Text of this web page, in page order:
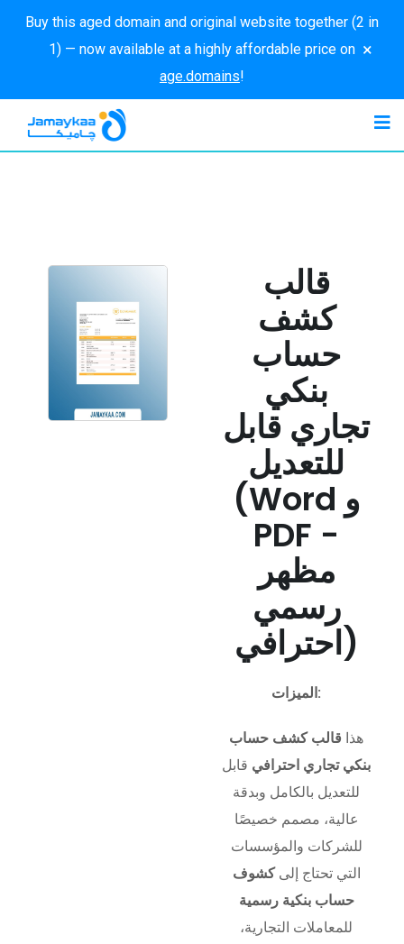
Buy this aged domain and original website together (2 in
1) — now available at a highly affordable price on
age.domains!
×
قالب
كشف
حساب
بنكي
تجاري قابل
للتعديل
(Word و
PDF -
مظهر
رسمي
احترافي)
الميزات:
هذا قالب كشف حساب
بنكي تجاري احترافي قابل
للتعديل بالكامل وبدقة
عالية، مصمم خصيصًا
للشركات والمؤسسات
التي تحتاج إلىكشوف
حساب بنكية رسمية
للمعاملات التجارية،